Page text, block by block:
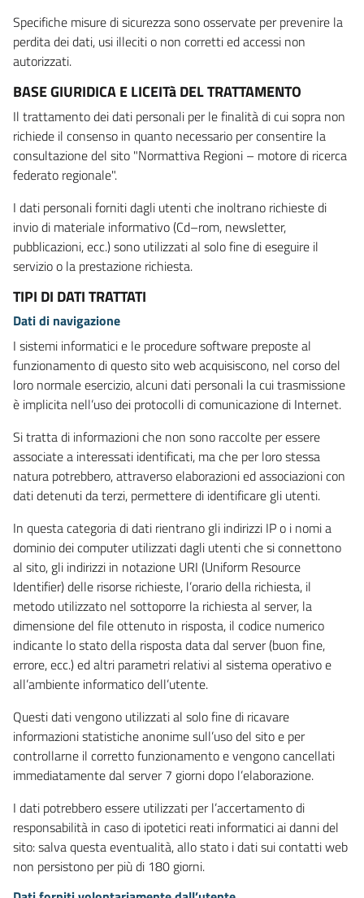
Specifiche misure di sicurezza sono osservate per prevenire la
perdita dei dati, usi illeciti o non corretti ed accessi non
autorizzati.
BASE GIURIDICA E LICEITà DEL TRATTAMENTO
Il trattamento dei dati personali per le finalità di cui sopra non
richiede il consenso in quanto necessario per consentire la
consultazione del sito "Normattiva Regioni – motore di ricerca
federato regionale".
I dati personali forniti dagli utenti che inoltrano richieste di
invio di materiale informativo (Cd–rom, newsletter,
pubblicazioni, ecc.) sono utilizzati al solo fine di eseguire il
servizio o la prestazione richiesta.
TIPI DI DATI TRATTATI
Dati di navigazione
I sistemi informatici e le procedure software preposte al
funzionamento di questo sito web acquisiscono, nel corso del
loro normale esercizio, alcuni dati personali la cui trasmissione
è implicita nell’uso dei protocolli di comunicazione di Internet.
Si tratta di informazioni che non sono raccolte per essere
associate a interessati identificati, ma che per loro stessa
natura potrebbero, attraverso elaborazioni ed associazioni con
dati detenuti da terzi, permettere di identificare gli utenti.
In questa categoria di dati rientrano gli indirizzi IP o i nomi a
dominio dei computer utilizzati dagli utenti che si connettono
al sito, gli indirizzi in notazione URI (Uniform Resource
Identifier) delle risorse richieste, l’orario della richiesta, il
metodo utilizzato nel sottoporre la richiesta al server, la
dimensione del file ottenuto in risposta, il codice numerico
indicante lo stato della risposta data dal server (buon fine,
errore, ecc.) ed altri parametri relativi al sistema operativo e
all’ambiente informatico dell’utente.
Questi dati vengono utilizzati al solo fine di ricavare
informazioni statistiche anonime sull’uso del sito e per
controllarne il corretto funzionamento e vengono cancellati
immediatamente dal server 7 giorni dopo l’elaborazione.
I dati potrebbero essere utilizzati per l’accertamento di
responsabilità in caso di ipotetici reati informatici ai danni del
sito: salva questa eventualità, allo stato i dati sui contatti web
non persistono per più di 180 giorni.